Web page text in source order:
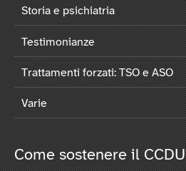
Storia e psichiatria
Testimonianze
Trattamenti forzati: TSO e ASO
Varie
Come sostenere il CCDU